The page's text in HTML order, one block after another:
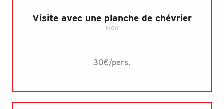
Visite avec une planche de chévrier
1h00
30€/pers.